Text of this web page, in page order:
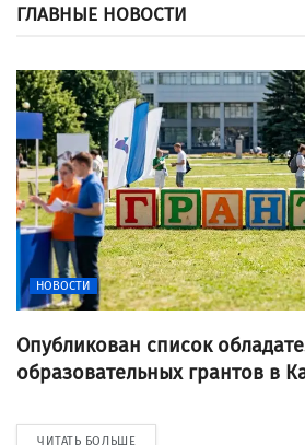
ГЛАВНЫЕ НОВОСТИ
НОВОСТИ
Опубликован список
образовательных грантов в
ЧИТАТЬ БОЛЬШЕ